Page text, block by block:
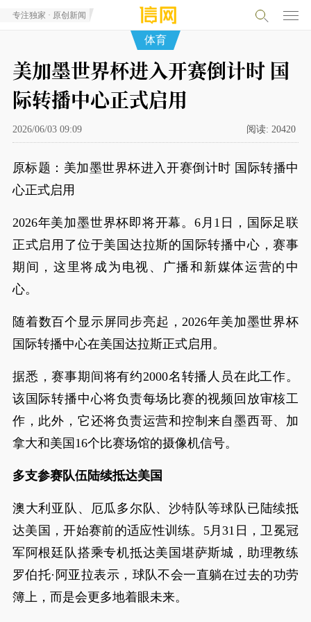
专注独家 · 原创新闻
体育
美加墨世界杯进入开赛倒计时 国
际转播中心正式启用
2026/06/03 09:09 阅读: 20420
原标题：美加墨世界杯进入开赛倒计时 国际转播中
心正式启用
2026年美加墨世界杯即将开幕。6月1日，国际足联
正式启用了位于美国达拉斯的国际转播中心，赛事
期间，这里将成为电视、广播和新媒体运营的中
心。
随着数百个显示屏同步亮起，2026年美加墨世界杯
国际转播中心在美国达拉斯正式启用。
据悉，赛事期间将有约2000名转播人员在此工作。
该国际转播中心将负责每场比赛的视频回放审核工
作，此外，它还将负责运营和控制来自墨西哥、加
拿大和美国16个比赛场馆的摄像机信号。
多支参赛队伍陆续抵达美国
澳大利亚队、厄瓜多尔队、沙特队等球队已陆续抵
达美国，开始赛前的适应性训练。5月31日，卫冕冠
军阿根廷队搭乘专机抵达美国堪萨斯城，助理教练
罗伯托·阿亚拉表示，球队不会一直躺在过去的功劳
簿上，而是会更多地着眼未来。